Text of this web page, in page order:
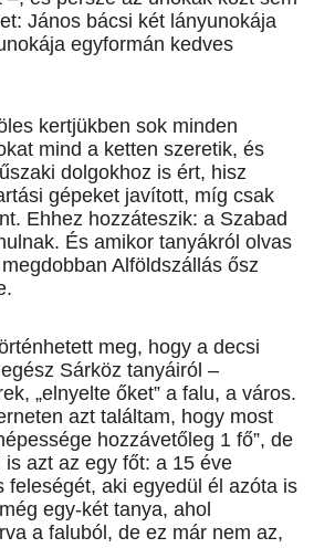
János bácsi két lányunokája
egyformán kedves
kertjükben sok minden
mind a ketten szeretik, és
dolgokhoz is ért, hisz
gépeket javított, míg csak
Ehhez hozzáteszik: a Szabad
És amikor tanyákról olvas
Alföldszállás ősz
meg, hogy a decsi
Sárköz tanyáiról –
„elnyelte őket” a falu, a város.
azt találtam, hogy most
hozzávetőleg 1 fő”, de
is azt az egy főt: a 15 éve
feleségét, aki egyedül él azóta is
egy-két tanya, ahol
a faluból, de ez már nem az,